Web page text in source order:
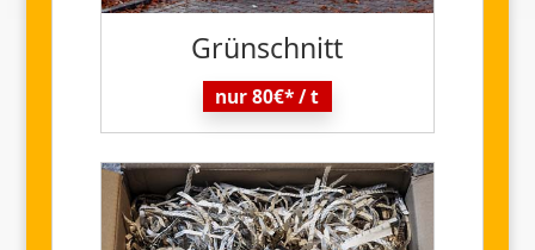
Grünschnitt
nur 80€* / t